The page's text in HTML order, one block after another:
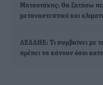
Μητσοτάκης: Θα ζητήσω
μεταναστευτικό και
ΔΕΔΔΗΕ: Τι συμβαίνει με
πρέπει να κάνουν όσοι